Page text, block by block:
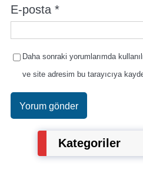
E-posta *
Daha sonraki yorumlarımda
ve site adresim bu tarayıcıya
Kategoriler